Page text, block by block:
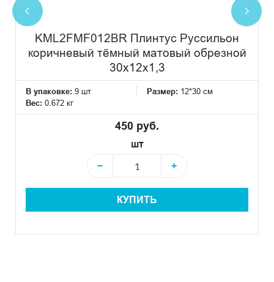
KML2FMF012BR Плинтус Руссильон
коричневый тёмный матовый обрезной
30x12x1,3
В упаковке: 9 шт Размер: 12*30 см
Вес: 0.672 кг
450 руб.
шт
−
+
КУПИТЬ